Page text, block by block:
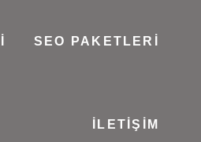
SEO PAKETLERI
İLETIŞIM